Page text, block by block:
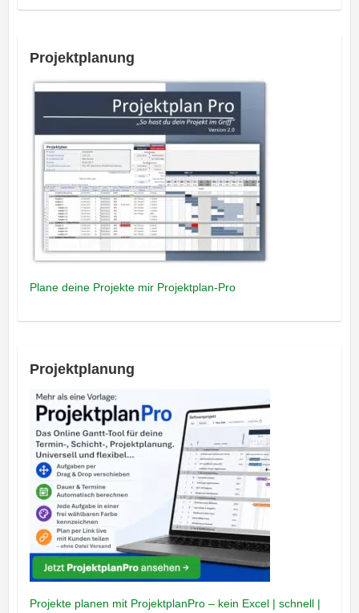
Projektplanung
Plane deine Projekte mir Projektplan-Pro
Projektplanung
Projekte planen mit ProjektplanPro – kein Excel | schnell |